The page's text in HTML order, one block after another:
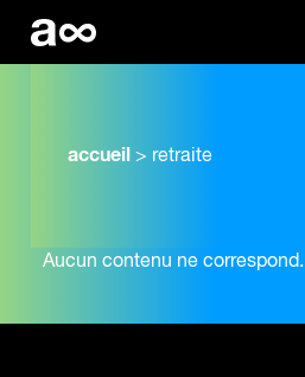
accueil > retraite
Aucun contenu ne correspond.